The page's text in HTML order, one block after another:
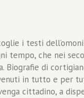
i testi
tempo, che nei
Biografie di
in tutto e per
cittadino, a